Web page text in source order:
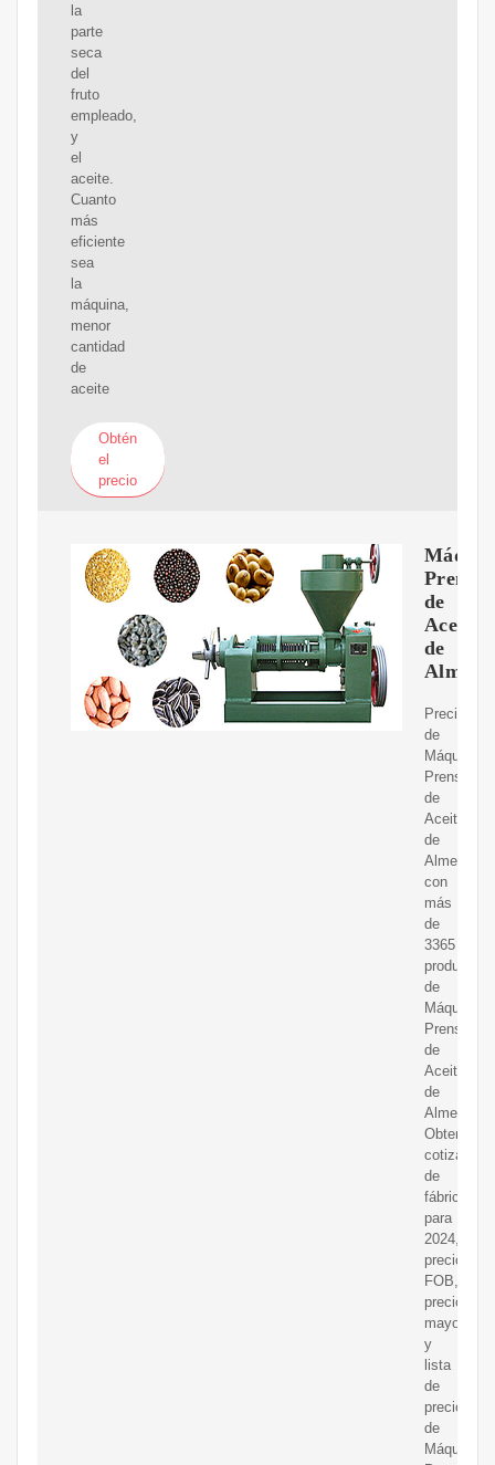
la
parte
seca
del
fruto
empleado,
y
el
aceite.
Cuanto
más
eficiente
sea
la
máquina,
menor
cantidad
de
aceite
Obtén
el
precio
de
Aceite
de
Precio
de
Máquina
de
Aceite
de
con
más
de
3365
productos
de
Máquina
de
Aceite
de
Obtenga
de
fábrica
para
2024,
precio
FOB,
precio
mayorista
y
lista
de
precios
de
Máquina